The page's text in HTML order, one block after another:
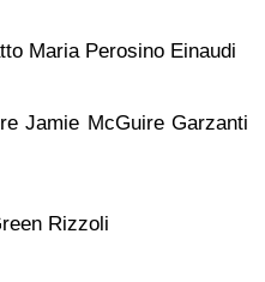
Maria Perosino Einaudi
Jamie McGuire Garzanti
Rizzoli